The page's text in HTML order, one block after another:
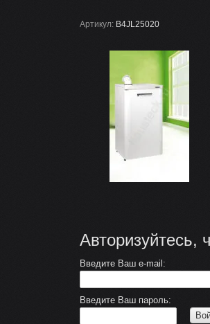
Артикул: B4JL25020
Авторизуйтесь,
Введите Ваш e-mail:
Введите Ваш пароль: